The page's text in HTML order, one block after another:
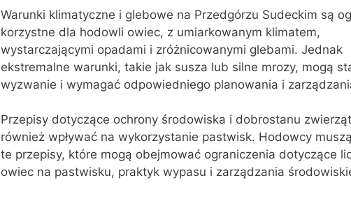
Warunki klimatyczne i glebowe na Przedgórzu Sudeckim są
korzystne dla hodowli owiec, z umiarkowanym klimatem,
wystarczającymi opadami i zróżnicowanymi glebami. Jednak
ekstremalne warunki, takie jak susza lub silne mrozy, mogą
wyzwanie i wymagać odpowiedniego planowania i
Przepisy dotyczące ochrony środowiska i dobrostanu
również wpływać na wykorzystanie pastwisk. Hodowcy
te przepisy, które mogą obejmować ograniczenia dotyczące
owiec na pastwisku, praktyk wypasu i zarządzania